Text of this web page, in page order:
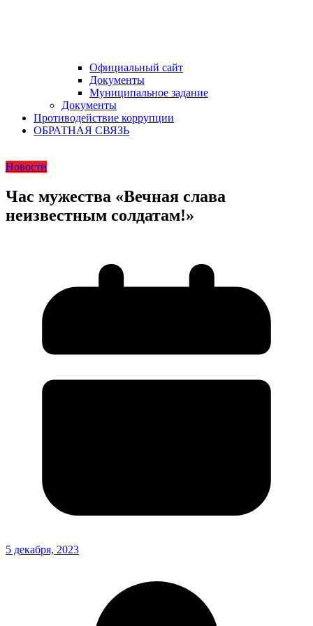
Официальный сайт
Документы
Муниципальное задание
Документы
Противодействие коррупции
ОБРАТНАЯ СВЯЗЬ
Новости
Час мужества «Вечная слава
неизвестным солдатам!»
5 декабря, 2023